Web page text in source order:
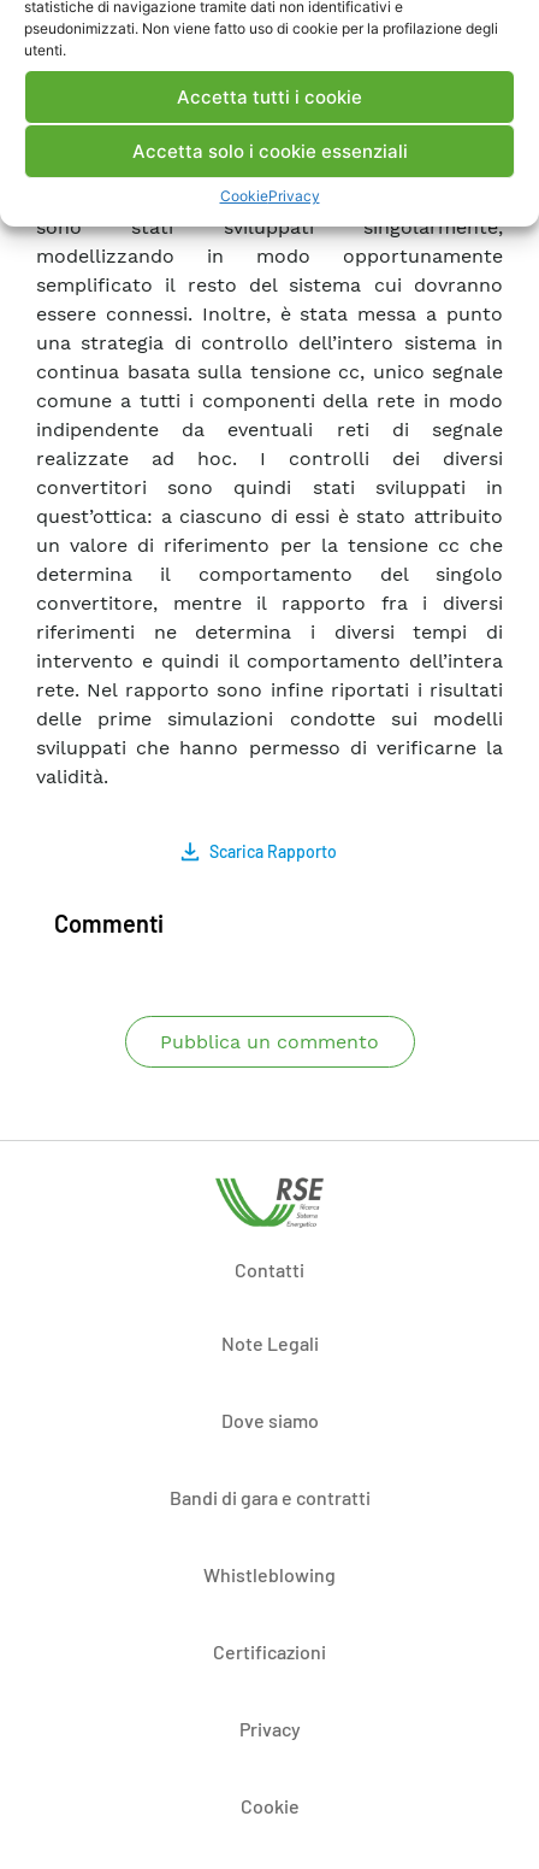
statistiche di navigazione tramite dati non identificativi e
pseudonimizzati. Non viene fatto uso di cookie per la profilazione degli
utenti.
Accetta tutti i cookie
Accetta solo i cookie essenziali
CookiePrivacy
relativo convertitore cc/cc per la connessione
alla rete di distribuzione; • generatore
connessione alla rete di distribuzione; •
convertitore cc/cc per l’alimentazione dei carichi
quello utilizzato per la distribuzione. Tali modelli
sono stati sviluppati singolarmente,
modellizzando in modo opportunamente
semplificato il resto del sistema cui dovranno
essere connessi. Inoltre, è stata messa a punto
una strategia di controllo dell’intero sistema in
continua basata sulla tensione cc, unico segnale
comune a tutti i componenti della rete in modo
indipendente da eventuali reti di segnale
realizzate ad hoc. I controlli dei diversi
convertitori sono quindi stati sviluppati in
quest’ottica: a ciascuno di essi è stato attribuito
un valore di riferimento per la tensione cc che
determina il comportamento del singolo
convertitore, mentre il rapporto fra i diversi
riferimenti ne determina i diversi tempi di
intervento e quindi il comportamento dell’intera
rete. Nel rapporto sono infine riportati i risultati
delle prime simulazioni condotte sui modelli
sviluppati che hanno permesso di verificarne la
validità.
Scarica Rapporto
Commenti
Pubblica un commento
Contatti
Note Legali
Dove siamo
Bandi di gara e contratti
Whistleblowing
Certificazioni
Privacy
Cookie